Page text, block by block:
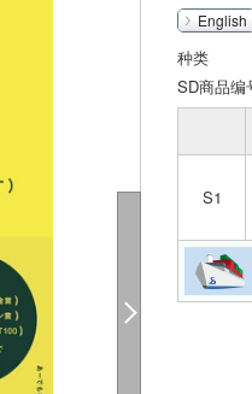
English
种类
SD商品编
S1